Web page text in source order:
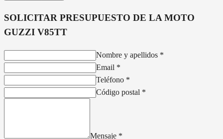
SOLICITAR PRESUPUESTO DE LA MOTO
GUZZI V85TT
Nombre y apellidos *
Email *
Teléfono *
Código postal *
Mensaje *